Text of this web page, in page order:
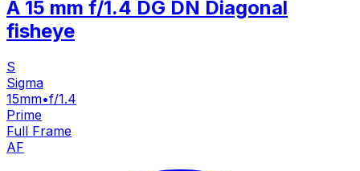
A 15 mm f/1.4 DG DN Diagonal
fisheye
S
Sigma
15mm•f/1.4
Prime
Full Frame
AF